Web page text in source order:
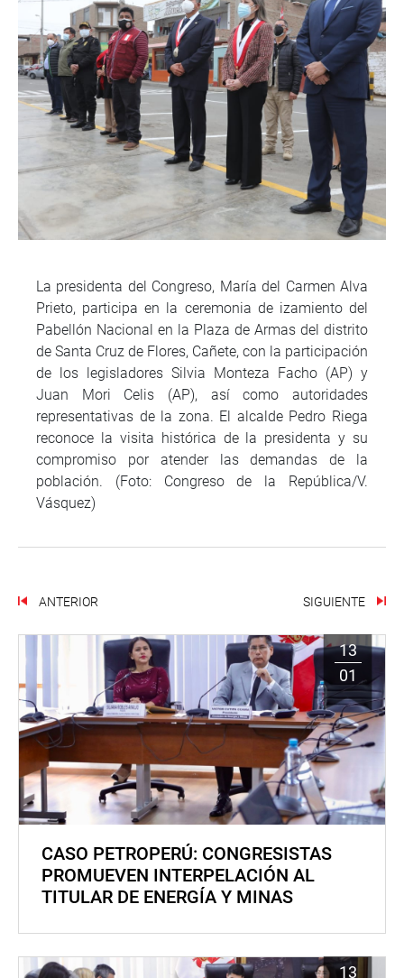
La presidenta del Congreso, María del Carmen Alva
Prieto, participa en la ceremonia de izamiento del
Pabellón Nacional en la Plaza de Armas del distrito
de Santa Cruz de Flores, Cañete, con la participación
de los legisladores Silvia Monteza Facho (AP) y
Juan Mori Celis (AP), así como autoridades
representativas de la zona. El alcalde Pedro Riega
reconoce la visita histórica de la presidenta y su
compromiso por atender las demandas de la
población. (Foto: Congreso de la República/V.
Vásquez)
ANTERIOR SIGUIENTE
13
01
CASO PETROPERÚ: CONGRESISTAS
PROMUEVEN INTERPELACIÓN AL
TITULAR DE ENERGÍA Y MINAS
13